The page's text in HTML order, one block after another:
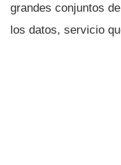
grandes conjuntos
los datos, servicio